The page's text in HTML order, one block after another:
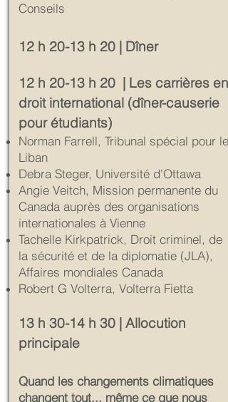
Conseils
12 h 20-13 h 20 | Dîner
12 h 20-13 h 20 | Les carrières en
droit international (dîner-causerie
pour étudiants)
Norman Farrell, Tribunal spécial pour le
Liban
Debra Steger, Université d'Ottawa
Angie Veitch, Mission permanente du
Canada auprès des organisations
internationales à Vienne
Tachelle Kirkpatrick, Droit criminel, de
la sécurité et de la diplomatie (JLA),
Affaires mondiales Canada
Robert G Volterra, Volterra Fietta
13 h 30-14 h 30 | Allocution
principale
Quand les changements climatiques
changent tout... même ce que nous